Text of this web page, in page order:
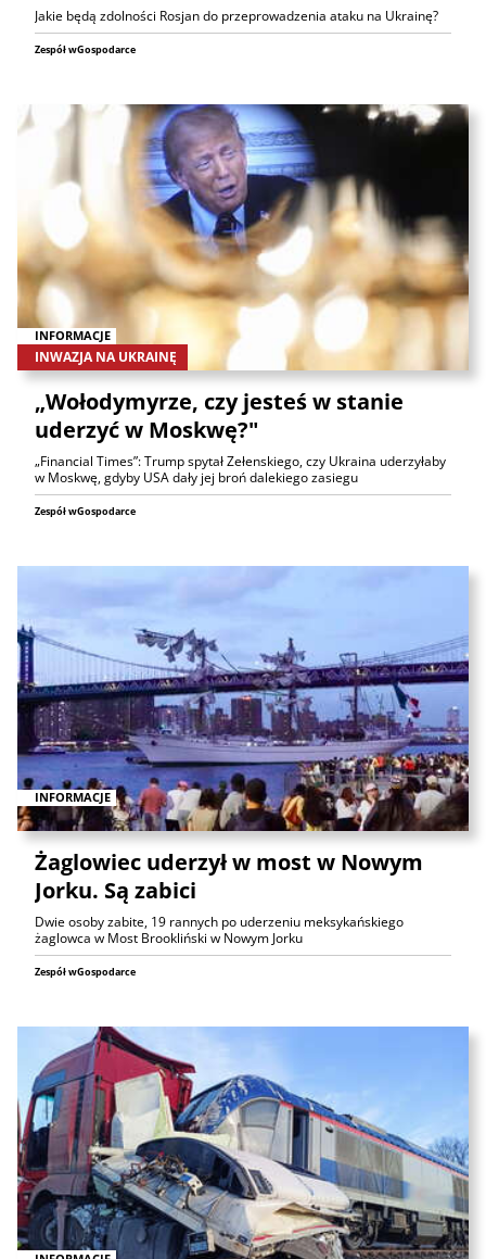
Jakie będą zdolności Rosjan do przeprowadzenia ataku na Ukrainę?
Zespół wGospodarce
INFORMACJE
INWAZJA NA UKRAINĘ
„Wołodymyrze, czy jesteś w stanie
uderzyć w Moskwę?"
„Financial Times”: Trump spytał Zełenskiego, czy Ukraina uderzyłaby
w Moskwę, gdyby USA dały jej broń dalekiego zasiegu
Zespół wGospodarce
INFORMACJE
Żaglowiec uderzył w most w Nowym
Jorku. Są zabici
Dwie osoby zabite, 19 rannych po uderzeniu meksykańskiego
żaglowca w Most Brookliński w Nowym Jorku
Zespół wGospodarce